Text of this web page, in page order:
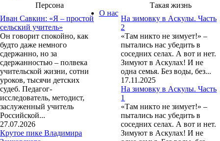
Персона
Иван Савкин: «Я – простой
сельский учитель»
Он говорит спокойно, как
будто даже немного
сдержанно, но за
сдержанностью – полвека
учительской жизни, сотни
уроков, тысячи детских
судеб. Педагог-
исследователь, методист,
заслуженный учитель
Российской...
27.07.2026
Крутое пике Владимира
Такая жизнь
На зимовку в Аскулы. Часть
2
«Там никто не зимует!» –
пытались нас убедить в
соседних селах. А вот и нет.
Зимуют в Аскулах! И не
одна семья. Без воды, без...
17.11.2025
На зимовку в Аскулы. Часть
1
«Там никто не зимует!» –
пытались нас убедить в
соседних селах. А вот и нет.
Зимуют в Аскулах! И не
О нас